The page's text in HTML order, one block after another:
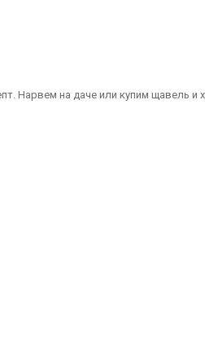
Нарвем на даче или купим щавель